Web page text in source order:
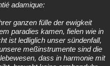
adamique:
ganzen fülle der ewigkeit
paradies kamen, fielen wie in
ist ledliglich unser sündenfall,
meßinstrumente sind die
dass in harmonie mit